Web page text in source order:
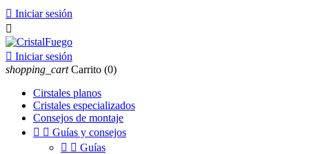
 Iniciar sesión

 Iniciar sesión
shopping_cart Carrito (0)
Cirstales planos
Cristales especializados
Consejos de montaje
  Guías y consejos
  Guías